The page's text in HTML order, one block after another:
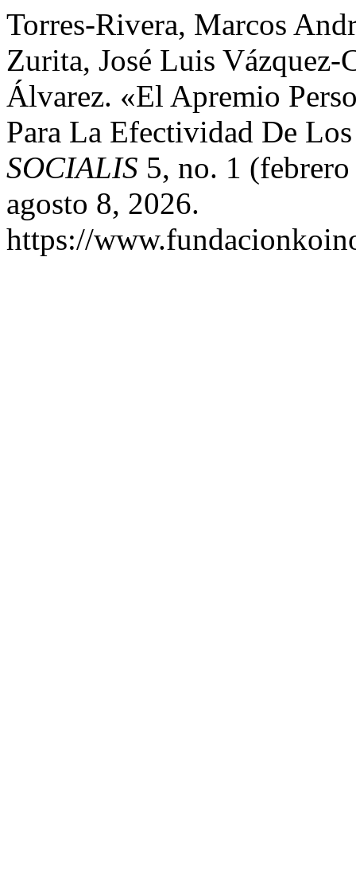
Torres-Rivera, Marcos
Zurita, José Luis Vázquez-
Álvarez. «El Apremio
Para La Efectividad De
SOCIALIS 5, no. 1
agosto 8, 2026.
https://